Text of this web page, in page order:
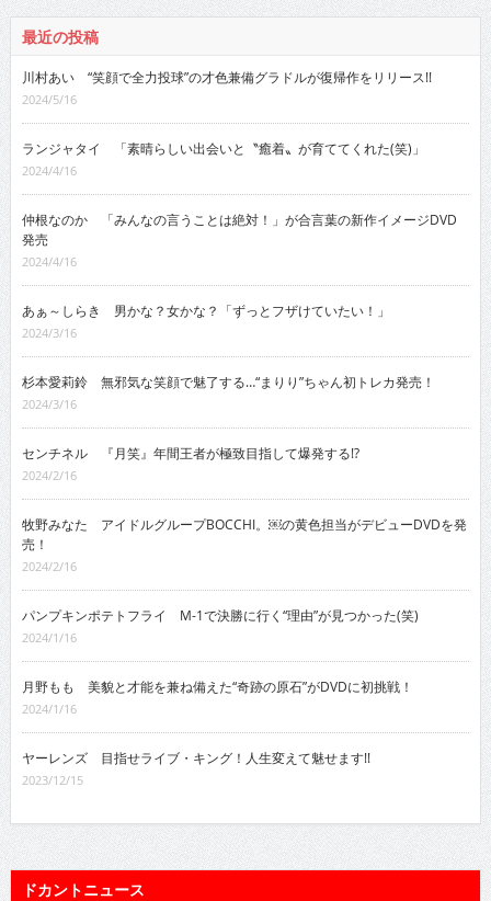
最近の投稿
川村あい “笑顔で全力投球”の才色兼備グラドルが復帰作をリリース!!
2024/5/16
ランジャタイ 「素晴らしい出会いと〝癒着〟が育ててくれた(笑)」
2024/4/16
仲根なのか 「みんなの言うことは絶対！」が合言葉の新作イメージDVD
発売
2024/4/16
あぁ～しらき 男かな？女かな？「ずっとフザけていたい！」
2024/3/16
杉本愛莉鈴 無邪気な笑顔で魅了する…“まりり”ちゃん初トレカ発売！
2024/3/16
センチネル 『月笑』年間王者が極致目指して爆発する!?
2024/2/16
牧野みなた アイドルグループBOCCHI。￼の黄色担当がデビューDVDを発
売！
2024/2/16
パンプキンポテトフライ M-1で決勝に行く“理由”が見つかった(笑)
2024/1/16
月野もも 美貌と才能を兼ね備えた“奇跡の原石”がDVDに初挑戦！
2024/1/16
ヤーレンズ 目指せライブ・キング！人生変えて魅せます!!
2023/12/15
ドカントニュース